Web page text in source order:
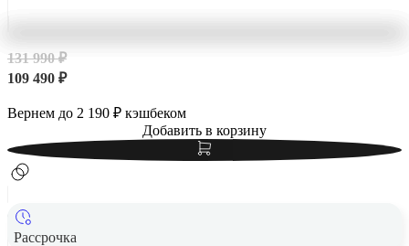
131 990 ₽
109 490 ₽
Вернем до 2 190 ₽ кэшбеком
Добавить в корзину
Рассрочка